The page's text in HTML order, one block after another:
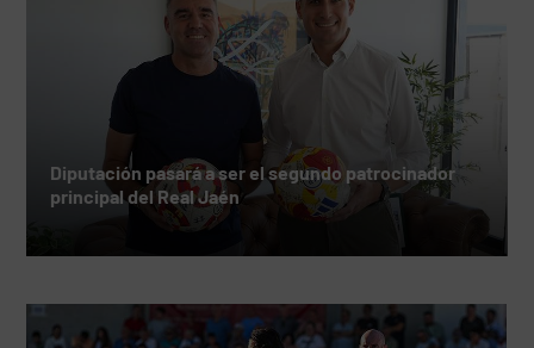
Diputación pasará a ser el segundo patrocinador
principal del Real Jaén